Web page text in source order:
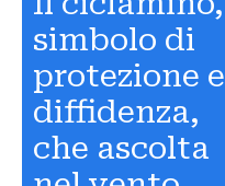
simbolo di
protezione e
diffidenza,
che ascolta